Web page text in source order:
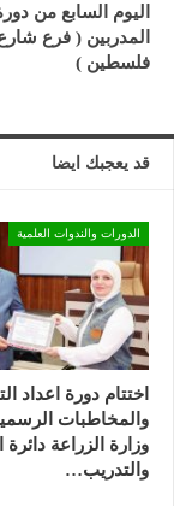
اليوم السابع من
المدربين ( فرع
فلسطين )
قد يعجبك ايضا
الدورات والندوات العلمية
اختتام دورة اعداد
والمخاطبات
وزارة الزراعة دائرة
والتدريب…